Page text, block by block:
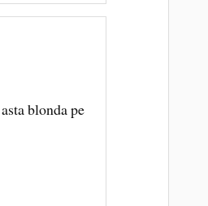
blonda pe